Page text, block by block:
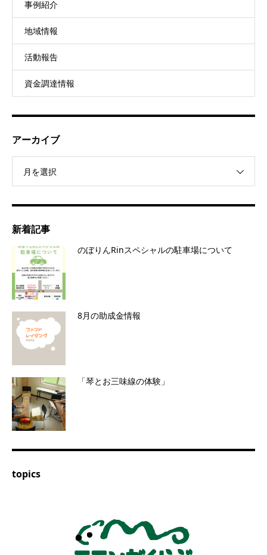
事例紹介
地域情報
活動報告
資金調達情報
アーカイブ
月を選択
新着記事
のぼりんRinスペシャルの駐車場について
8月の助成金情報
「琴とお三味線の体験」
topics